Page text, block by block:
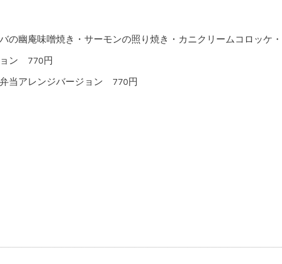
の幽庵味噌焼き・サーモンの照り焼き・カニクリームコロッケ
ョン 770円
当アレンジバージョン 770円